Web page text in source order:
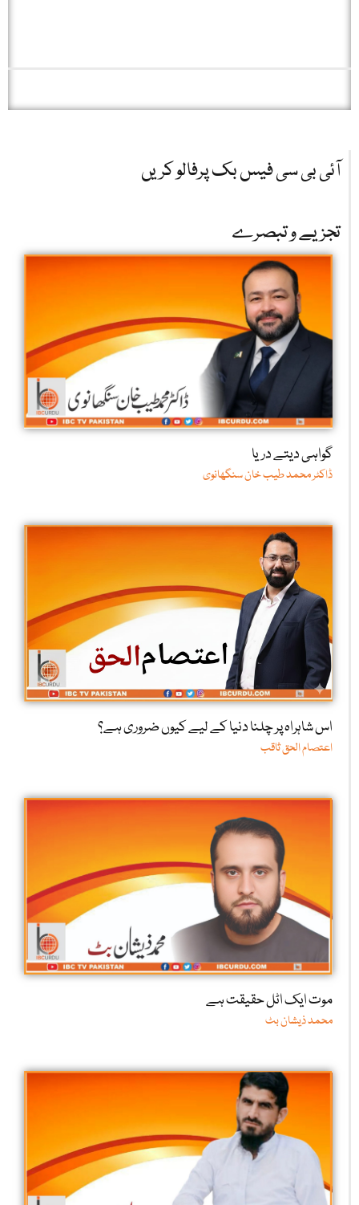
آئی بی سی فیس بک پرفالو کریں
تجزیے و تبصرے
گواہی دیتے دریا
ڈاکٹر محمد طیب خان سنگھانوی
اس شاہراہ پر چلنا دنیا کے لیے کیوں ضروری ہے؟
اعتصام الحق ثاقب
موت ایک اٹل حقیقت ہے
محمد ذیشان بٹ